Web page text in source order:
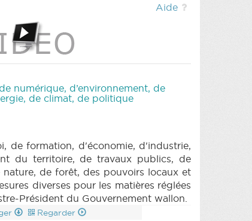
Aide
numérique, d’environnement, de
de climat, de politique
de formation, d'économie, d'industrie,
du territoire, de travaux publics, de
de forêt, des pouvoirs locaux et
diverses pour les matières réglées
Président du Gouvernement wallon.
Regarder